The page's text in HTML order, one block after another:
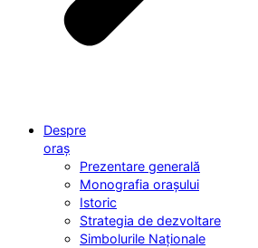
Despre
oraș
Prezentare generală
Monografia orașului
Istoric
Strategia de dezvoltare
Simbolurile Naționale